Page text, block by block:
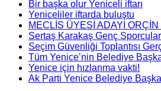
Bir başka olur Yeniceli iftarı
Yeniceliler iftarda buluştu
MECLİS ÜYESİ ADAYI
Sertaş Karakaş Genç
Seçim Güvenliği Toplantısı
Tüm Yenice’nin Belediye
Yenice için hızlanma vakti!
Ak Parti Yenice Belediye